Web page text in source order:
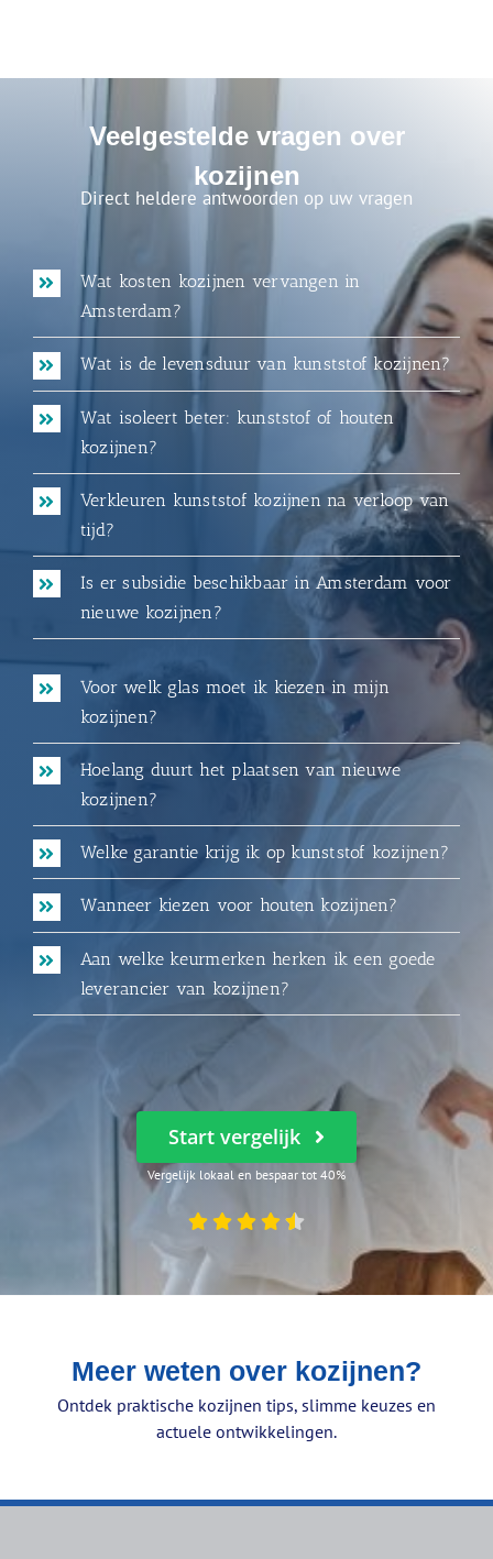
Veelgestelde vragen over
kozijnen
Direct heldere antwoorden op uw vragen
Wat kosten kozijnen vervangen in
Amsterdam?
Wat is de levensduur van kunststof kozijnen?
Wat isoleert beter: kunststof of houten
kozijnen?
Verkleuren kunststof kozijnen na verloop van
tijd?
Is er subsidie beschikbaar in Amsterdam voor
nieuwe kozijnen?
Voor welk glas moet ik kiezen in mijn
kozijnen?
Hoelang duurt het plaatsen van nieuwe
kozijnen?
Welke garantie krijg ik op kunststof kozijnen?
Wanneer kiezen voor houten kozijnen?
Aan welke keurmerken herken ik een goede
leverancier van kozijnen?
Start vergelijk
Vergelijk lokaal en bespaar tot 40%
Meer weten over kozijnen?
Ontdek praktische kozijnen tips, slimme keuzes en
actuele ontwikkelingen.